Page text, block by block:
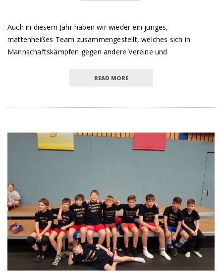
Auch in diesem Jahr haben wir wieder ein junges,
mattenheißes Team zusammengestellt, welches sich in
Mannschaftskämpfen gegen andere Vereine und
READ MORE